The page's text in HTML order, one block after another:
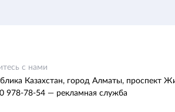
с нами
Казахстан, город Алматы, проспект
978-78-54 — рекламная служба